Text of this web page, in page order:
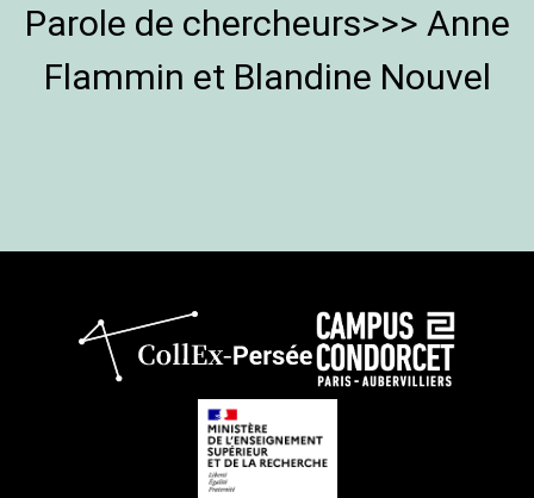
Parole de chercheurs>>> Anne
Flammin et Blandine Nouvel